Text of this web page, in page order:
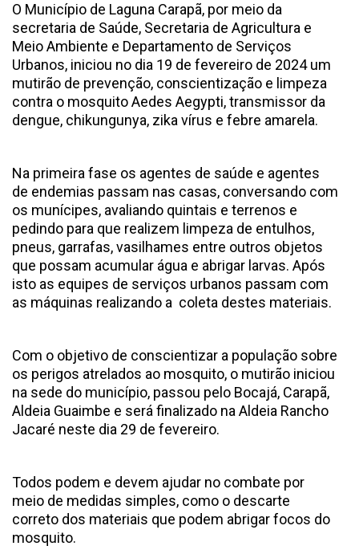
O Município de Laguna Carapã, por meio da
secretaria de Saúde, Secretaria de Agricultura e
Meio Ambiente e Departamento de Serviços
Urbanos, iniciou no dia 19 de fevereiro de 2024 um
mutirão de prevenção, conscientização e limpeza
contra o mosquito Aedes Aegypti, transmissor da
dengue, chikungunya, zika vírus e febre amarela.
Na primeira fase os agentes de saúde e agentes
de endemias passam nas casas, conversando com
os munícipes, avaliando quintais e terrenos e
pedindo para que realizem limpeza de entulhos,
pneus, garrafas, vasilhames entre outros objetos
que possam acumular água e abrigar larvas. Após
isto as equipes de serviços urbanos passam com
as máquinas realizando a coleta destes materiais.
Com o objetivo de conscientizar a população sobre
os perigos atrelados ao mosquito, o mutirão iniciou
na sede do município, passou pelo Bocajá, Carapã,
Aldeia Guaimbe e será finalizado na Aldeia Rancho
Jacaré neste dia 29 de fevereiro.
Todos podem e devem ajudar no combate por
meio de medidas simples, como o descarte
correto dos materiais que podem abrigar focos do
mosquito.